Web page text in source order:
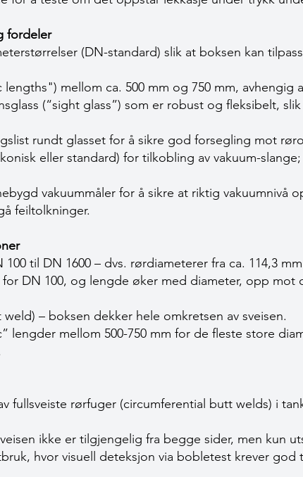
fordeler
(DN-standard) slik at boksen kan
mellom ca. 500 mm og 750 mm, avhengig
(“sight glass”) som er robust og fleksibelt,
rundt glasset for å sikre god forsegling mot
eller standard) for tilkobling av vakuum-
vakuummåler for å sikre at riktig vakuumnivå
feiltolkninger.
100 til DN 1600 – dvs. rørdiameterer fra ca. 114,3
for DN 100, og lengde øker med diameter, opp mot
weld) – boksen dekker hele omkretsen av sveisen.
lengder mellom 500-750 mm for de fleste store
fullsveiste rørfuger (circumferential butt welds) i
ikke er tilgjengelig fra begge sider, men kun
hvor visuell deteksjon via bobletest krever god